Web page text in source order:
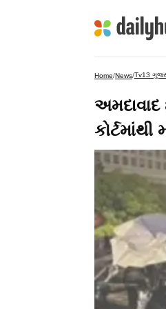
Home/News/Tv13